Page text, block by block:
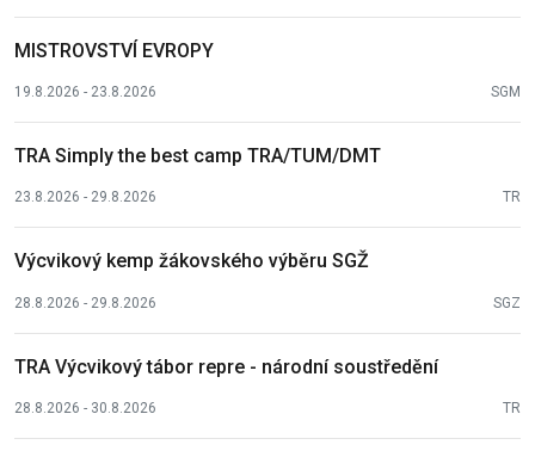
MISTROVSTVÍ EVROPY
19.8.2026 - 23.8.2026 SGM
TRA Simply the best camp TRA/TUM/DMT
23.8.2026 - 29.8.2026 TR
Výcvikový kemp žákovského výběru SGŽ
28.8.2026 - 29.8.2026 SGZ
TRA Výcvikový tábor repre - národní soustředění
28.8.2026 - 30.8.2026 TR